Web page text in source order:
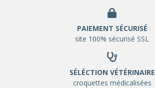
PAIEMENT SÉCURISÉ
site 100% sécurisé SSL
SÉLÉCTION VÉTÉRINAIRE
croquettes médicalisées